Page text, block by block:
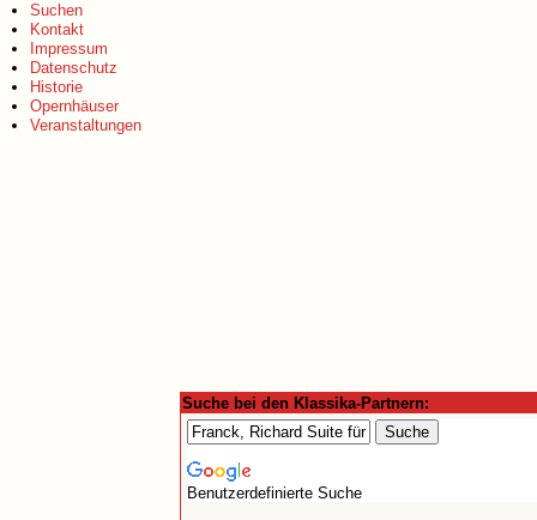
Suchen
Kontakt
Impressum
Datenschutz
Historie
Opernhäuser
Veranstaltungen
Suche bei den Klassika-Partnern:
Benutzerdefinierte Suche